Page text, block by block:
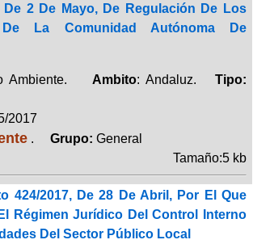
De 2 De Mayo, De Regulación De Los
De La Comunidad Autónoma De
Ambiente. Ambito: Andaluz.Tipo:
2017
. Grupo: General
Tamaño:5 kb
424/2017, De 28 De Abril, Por El Que
Régimen Jurídico Del Control Interno
Del Sector Público Local